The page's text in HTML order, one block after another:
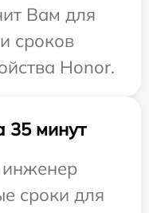
Вам для
сроков
Honor.
35 минут
сроки для